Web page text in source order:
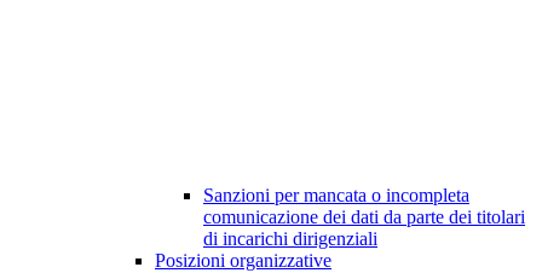
Sanzioni per mancata o incompleta
comunicazione dei dati da parte dei titolari
di incarichi dirigenziali
Posizioni organizzative